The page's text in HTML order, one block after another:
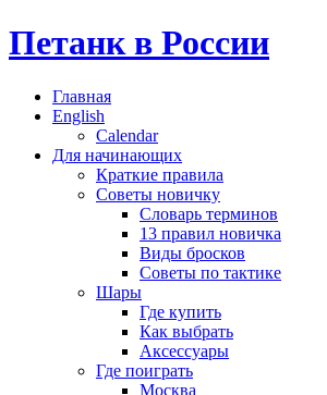
Петанк в России
Главная
English
Calendar
Для начинающих
Краткие правила
Советы новичку
Словарь терминов
13 правил новичка
Виды бросков
Советы по тактике
Шары
Где купить
Как выбрать
Аксессуары
Где поиграть
Москва